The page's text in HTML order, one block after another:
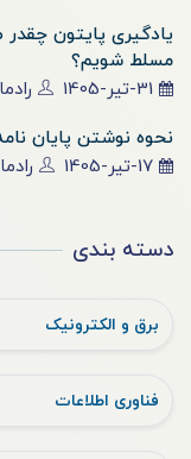
یادگیری پایتون
مسلط شویم؟
31-تیر-1405
نحوه نوشتن پایان
17-تیر-1405
دسته بندی
برق و الکترونیک
فناوری اطلاعات